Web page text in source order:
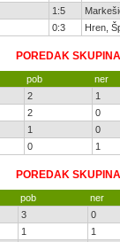
1:5
0:3 Hren,
POREDAK
pob
ner
2
1
2
0
1
0
0 1
POREDAK
pob
ner
3
0
1
1